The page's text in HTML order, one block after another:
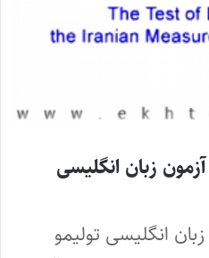
زبان انگلیسی
انگلیسی تولیمو